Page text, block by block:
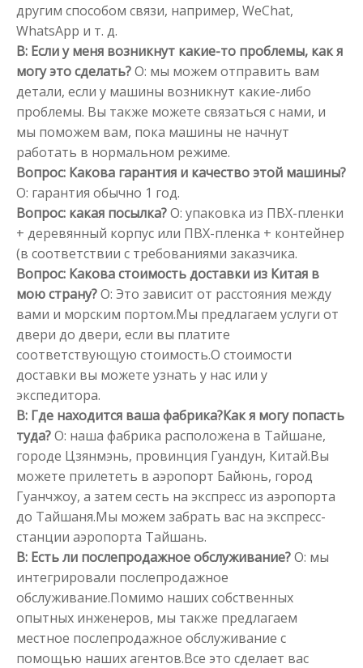
другим способом связи, например, WeChat,
WhatsApp и т. д.
В: Если у меня возникнут какие-то проблемы, как я
могу это сделать?О: мы можем отправить вам
детали, если у машины возникнут какие-либо
проблемы. Вы также можете связаться с нами, и
мы поможем вам, пока машины не начнут
работать в нормальном режиме.
Вопрос: Какова гарантия и качество этой машины?
О: гарантия обычно 1 год.
Вопрос: какая посылка?О: упаковка из ПВХ-пленки
+ деревянный корпус или ПВХ-пленка + контейнер
(в соответствии с требованиями заказчика.
Вопрос: Какова стоимость доставки из Китая в
мою страну?О: Это зависит от расстояния между
вами и морским портом.Мы предлагаем услуги от
двери до двери, если вы платите
соответствующую стоимость.О стоимости
доставки вы можете узнать у нас или у
экспедитора.
В: Где находится ваша фабрика?Как я могу попасть
туда?О: наша фабрика расположена в Тайшане,
городе Цзянмэнь, провинция Гуандун, Китай.Вы
можете прилететь в аэропорт Байюнь, город
Гуанчжоу, а затем сесть на экспресс из аэропорта
до Тайшаня.Мы можем забрать вас на экспресс-
станции аэропорта Тайшань.
В: Есть ли послепродажное обслуживание?О: мы
интегрировали послепродажное
обслуживание.Помимо наших собственных
опытных инженеров, мы также предлагаем
местное послепродажное обслуживание с
помощью наших агентов.Все это сделает вас